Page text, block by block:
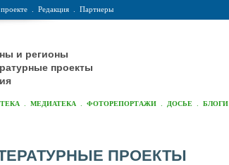
Редакция Партнеры
и регионы
проекты
МЕДИАТЕКА ФОТОРЕПОРТАЖИ ДОСЬЕ БЛОГИ
ПРОЕКТЫ